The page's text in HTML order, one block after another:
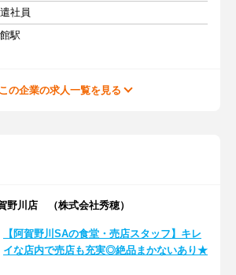
社員
駅
この企業の求人一覧を見る
野川店 （株式会社秀穂）
【阿賀野川SAの食堂・売店スタッフ】キレ
イな店内で売店も充実◎絶品まかないあり★